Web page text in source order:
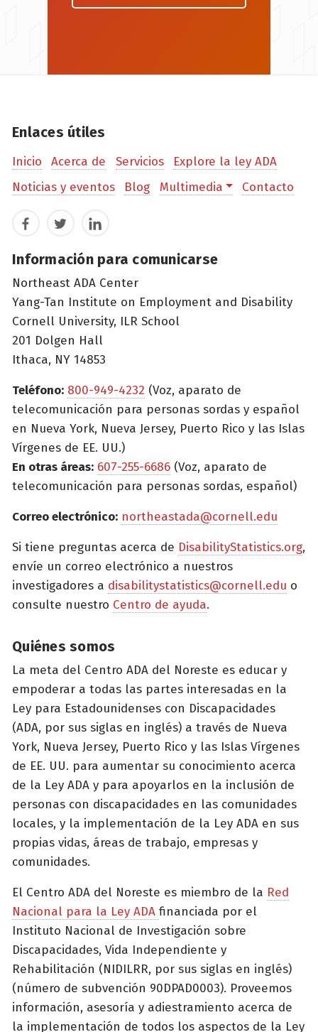
Enlaces útiles
Inicio Acerca de Servicios
Explore la ley ADA
Noticias y eventos
Blog Multimedia Contacto
FacebookTwitterLinkedIn
Información para comunicarse
Northeast ADA Center
Yang-Tan Institute on Employment and Disability
Cornell University, ILR School
201 Dolgen Hall
Ithaca, NY 14853
Teléfono: 800-949-4232 (Voz, aparato de
telecomunicación para personas sordas y español
en Nueva York, Nueva Jersey, Puerto Rico y las Islas
Vírgenes de EE. UU.)
En otras áreas: 607-255-6686 (Voz, aparato de
telecomunicación para personas sordas, español)
Correo electrónico: northeastada@cornell.edu
Si tiene preguntas acerca de DisabilityStatistics.org,
envíe un correo electrónico a nuestros
investigadores a disabilitystatistics@cornell.edu o
consulte nuestro Centro de ayuda.
Quiénes somos
La meta del Centro ADA del Noreste es educar y
empoderar a todas las partes interesadas en la
Ley para Estadounidenses con Discapacidades
(ADA, por sus siglas en inglés) a través de Nueva
York, Nueva Jersey, Puerto Rico y las Islas Vírgenes
de EE. UU. para aumentar su conocimiento acerca
de la Ley ADA y para apoyarlos en la inclusión de
personas con discapacidades en las comunidades
locales, y la implementación de la Ley ADA en sus
propias vidas, áreas de trabajo, empresas y
comunidades.
El Centro ADA del Noreste es miembro de la Red
Nacional para la Ley ADA financiada por el
Instituto Nacional de Investigación sobre
Discapacidades, Vida Independiente y
Rehabilitación (NIDILRR, por sus siglas en inglés)
(número de subvención 90DPAD0003). Proveemos
información, asesoría y adiestramiento acerca de
la implementación de todos los aspectos de la Ley